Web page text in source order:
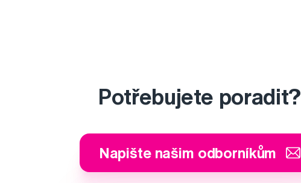
Potřebujete poradit?
Napište našim odborníkům